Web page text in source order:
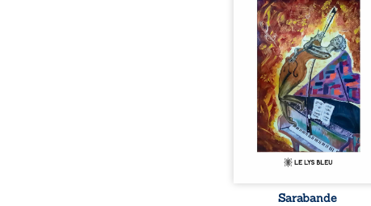
bienveillante de la lune,
pensées, révoltes et
Des mots s’assemblent,
rebelles aux règles
poésie, mais chantant
rythme. Ils forment
sarabande, passionnée
Sarabande